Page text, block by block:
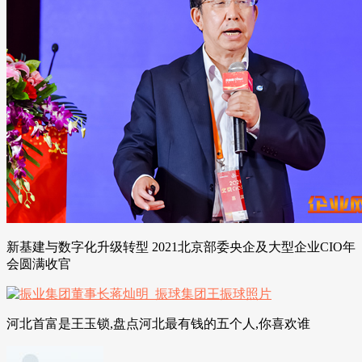
新基建与数字化升级转型 2021北京部委央企及大型企业CIO年
会圆满收官
河北首富是王玉锁,盘点河北最有钱的五个人,你喜欢谁